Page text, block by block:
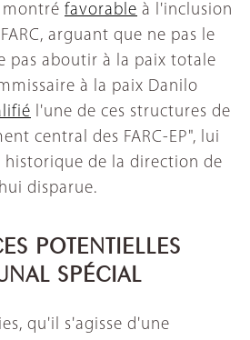
montré favorable à l'inclusion
arguant que ne pas le
pas aboutir à la paix totale
à la paix Danilo
l'une de ces structures de
central des FARC-EP", lui
de la direction de
disparue.
POTENTIELLES
SPÉCIAL
qu'il s'agisse d'une